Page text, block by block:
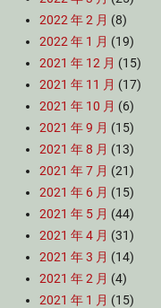
2022 年 2 月 (8)
2022 年 1 月 (19)
2021 年 12 月 (15)
2021 年 11 月 (17)
2021 年 10 月 (6)
2021 年 9 月 (15)
2021 年 8 月 (13)
2021 年 7 月 (21)
2021 年 6 月 (15)
2021 年 5 月 (44)
2021 年 4 月 (31)
2021 年 3 月 (14)
2021 年 2 月 (4)
2021 年 1 月 (15)